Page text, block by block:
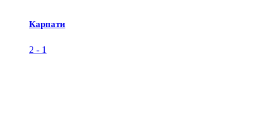
Карпати
2 - 1